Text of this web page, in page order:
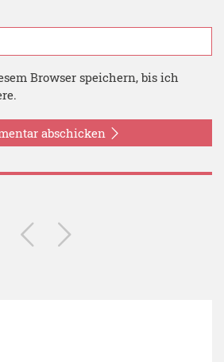
Browser speichern, bis ich
abschicken